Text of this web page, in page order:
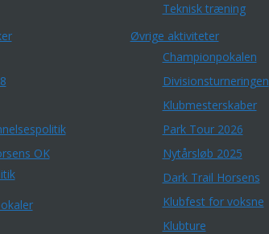
OK
Teknisk træning
Øvrige aktiviteter
Championpokalen
Divisionsturneringen
Klubmesterskaber
Park Tour 2026
Nytårsløb 2025
Dark Trail Horsens
Klubfest for voksne
Klubture